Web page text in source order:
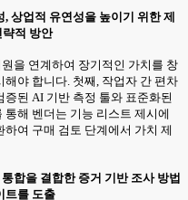
상업적 유연성을 높이기 위한 제
적 방안
을 연계하여 장기적인 가치를 창
야 합니다. 첫째, 작업자 간 편차
된 AI 기반 측정 툴와 표준화된
해 벤더는 기능 리스트 제시에
여 구매 검토 단계에서 가치 제
합을 결합한 증거 기반 조사 방법
트를 도출